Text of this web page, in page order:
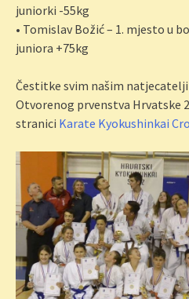
juniorki -55kg
• Tomislav Božić – 1. mjesto u
juniora +75kg
Čestitke svim našim
Otvorenog prvenstva Hrvatske
stranici Karate Kyokushinkai